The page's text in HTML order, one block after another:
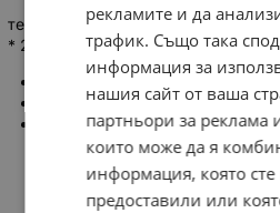
термосонда тип J (Fe-CuNi /
* 2000мм, кабел - 1.5 метра
Обхват: 0...400℃
Резба: M12x1 метрична
Кабел: 1,5м
рекламите и да
трафик. Също така
информация за
нашия сайт от ваша
партньори за реклама
които може да я
информация, която
предоставили или